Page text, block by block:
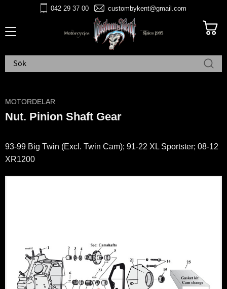
042 29 37 00 custombykent@gmail.com
MOTORDELAR
Nut. Pinion Shaft Gear
93-99 Big Twin (Excl. Twin Cam); 91-22 XL Sportster; 08-12
XR1200